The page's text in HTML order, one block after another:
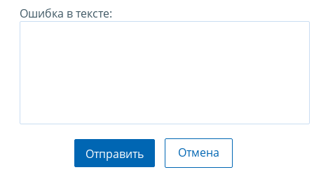
Ошибка в тексте:
Отправить Отмена